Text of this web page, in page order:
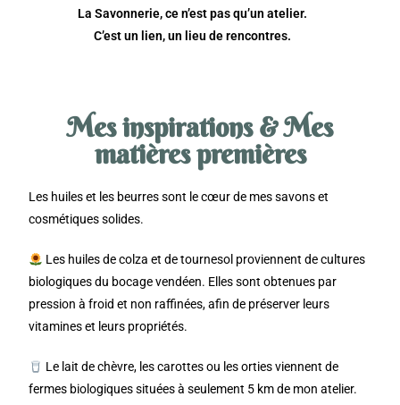
La Savonnerie, ce n’est pas qu’un atelier.
C’est un lien, un lieu de rencontres.
Mes inspirations & Mes
matières premières
Les huiles et les beurres sont le cœur de mes savons et
cosmétiques solides.
Les huiles de colza et de tournesol proviennent de cultures
biologiques du bocage vendéen. Elles sont obtenues par
pression à froid et non raffinées, afin de préserver leurs
vitamines et leurs propriétés.
Le lait de chèvre, les carottes ou les orties viennent de
fermes biologiques situées à seulement 5 km de mon atelier.